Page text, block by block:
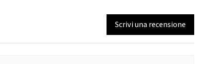
Scrivi una recensione